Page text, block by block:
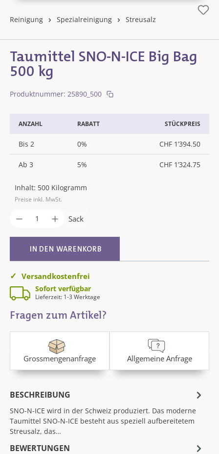
Reinigung Spezialreinigung Streusalz
Taumittel SNO-N-ICE Big Bag
500 kg
ANZAHL RABATT STÜCKPREIS
Bis 2 0% CHF 1’394.50
Ab 3 5% CHF 1’324.75
Inhalt: 500 Kilogramm
Preise inkl. MwSt.
Produkt Anzahl: Gib den gewünschten
Sack
IN DEN WARENKORB
Versandkostenfrei
Sofort verfügbar
Lieferzeit: 1-3 Werktage
Produktnummer: 25890_500
Fragen zum Artikel?
Grossmengenanfrage Allgemeine Anfrage
BESCHREIBUNG
SNO-N-ICE wird in der Schweiz produziert. Das moderne
Taumittel SNO-N-ICE besteht aus speziell aufbereitetem
Streusalz, das…
BEWERTUNGEN